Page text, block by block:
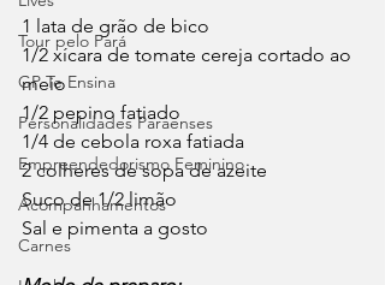
Tour pelo Pará
GP Te Ensina
Personalidades Paraenses
Empreendedorismo Feminino
Acompanhamentos
Carnes
1 lata de grão de bico
1/2 xícara de tomate cereja cortado ao
meio
1/2 pepino fatiado
1/4 de cebola roxa fatiada
2 colheres de sopa de azeite
Suco de 1/2 limão
Sal e pimenta a gosto